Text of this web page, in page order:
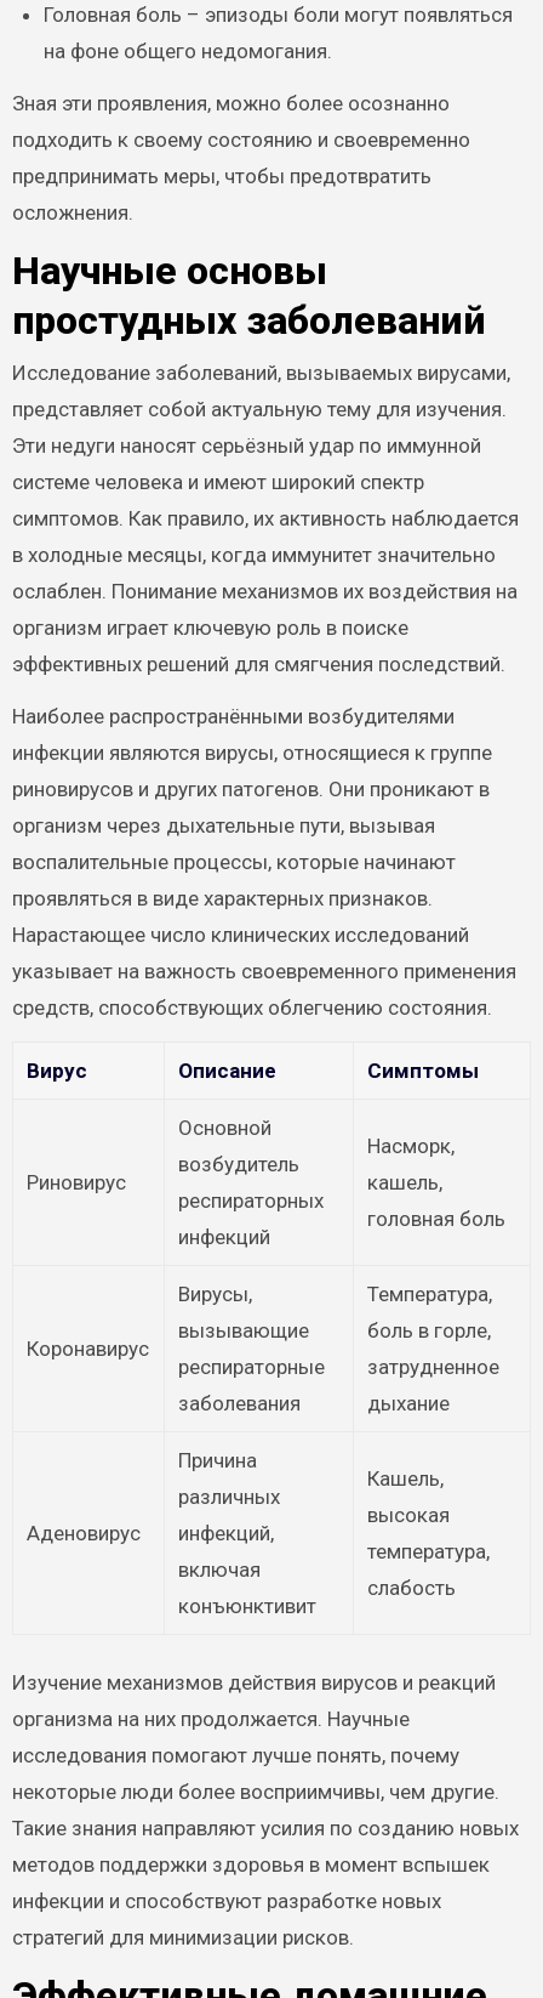
Головная боль – эпизоды боли могут появляться
на фоне общего недомогания.
Зная эти проявления, можно более осознанно
подходить к своему состоянию и своевременно
предпринимать меры, чтобы предотвратить
осложнения.
Научные основы
простудных заболеваний
Исследование заболеваний, вызываемых вирусами,
представляет собой актуальную тему для изучения.
Эти недуги наносят серьёзный удар по иммунной
системе человека и имеют широкий спектр
симптомов. Как правило, их активность наблюдается
в холодные месяцы, когда иммунитет значительно
ослаблен. Понимание механизмов их воздействия на
организм играет ключевую роль в поиске
эффективных решений для смягчения последствий.
Наиболее распространёнными возбудителями
инфекции являются вирусы, относящиеся к группе
риновирусов и других патогенов. Они проникают в
организм через дыхательные пути, вызывая
воспалительные процессы, которые начинают
проявляться в виде характерных признаков.
Нарастающее число клинических исследований
указывает на важность своевременного применения
средств, способствующих облегчению состояния.
Вирус Описание Симптомы
Риновирус
Основной
возбудитель
респираторных
инфекций
Насморк,
кашель,
головная боль
Коронавирус
Вирусы,
вызывающие
респираторные
заболевания
Температура,
боль в горле,
затрудненное
дыхание
Аденовирус
Причина
различных
инфекций,
включая
конъюнктивит
Кашель,
высокая
температура,
слабость
Изучение механизмов действия вирусов и реакций
организма на них продолжается. Научные
исследования помогают лучше понять, почему
некоторые люди более восприимчивы, чем другие.
Такие знания направляют усилия по созданию новых
методов поддержки здоровья в момент вспышек
инфекции и способствуют разработке новых
стратегий для минимизации рисков.